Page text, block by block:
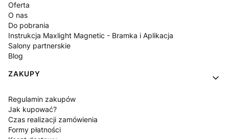
Oferta
O nas
Do pobrania
Instrukcja Maxlight Magnetic - Bramka i Aplikacja
Salony partnerskie
Blog
ZAKUPY
Regulamin zakupów
Jak kupować?
Czas realizacji zamówienia
Formy płatności